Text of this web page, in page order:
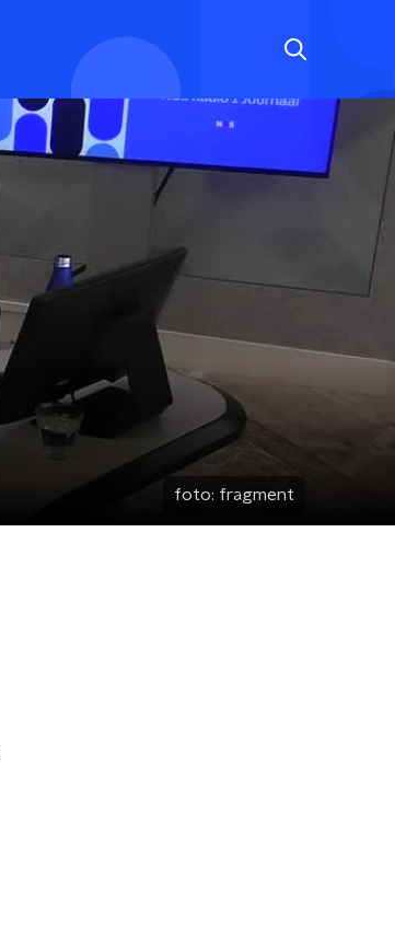
foto: fragment